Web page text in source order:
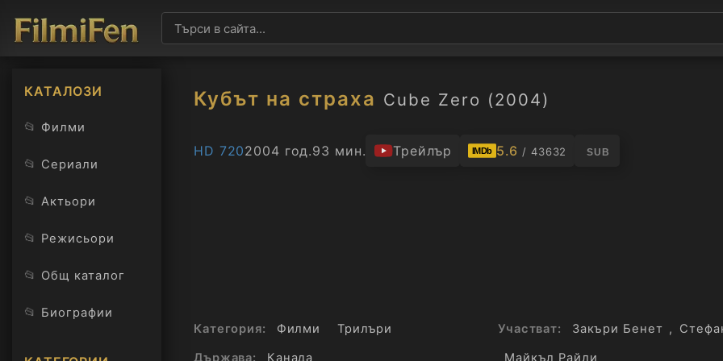
КАТАЛОЗИ
📂 Филми
📂 Сериали
📂 Актьори
📂 Режисьори
📂 Общ каталог
📂 Биографии
Кубът на страха Cube Zero (2004)
HD 7202004 год.93 мин. Трейлър IMDb 5.6 / 43632 SUB
Категория: Филми
Трилъри
Държава:
Канада
Участват: Закъри Бенет ,
Майкъл Райли